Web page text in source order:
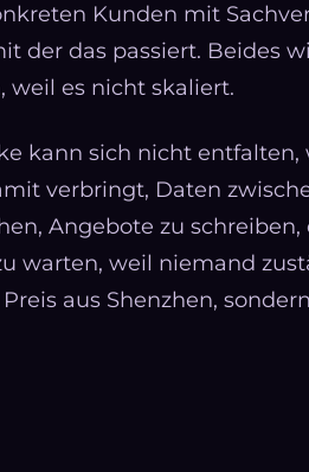
Kunden mit
der das passiert. Beides
weil es nicht skaliert.
kann sich nicht
verbringt, Daten
Angebote zu
warten, weil niemand
aus Shenzhen,